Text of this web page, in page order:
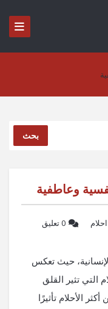
بحث
وعاطفية
‫0 تعليق
حيث تعكس
التي تثير القلق
الأحلام تأثيرًا